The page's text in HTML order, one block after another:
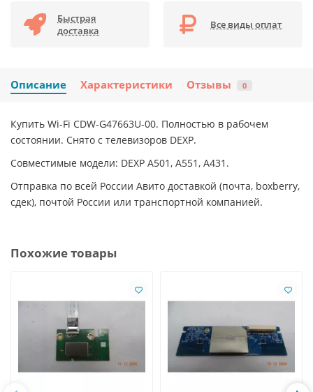
Быстрая
доставка
Все виды оплат
Описание Характеристики Отзывы 0
Купить Wi-Fi CDW-G47663U-00. Полностью в рабочем
состоянии. Снято с телевизоров DEXP.
Совместимые модели: DEXP A501, A551, A431.
Отправка по всей России Авито доставкой (почта, boxberry,
сдек), почтой России или транспортной компанией.
Похожие товары